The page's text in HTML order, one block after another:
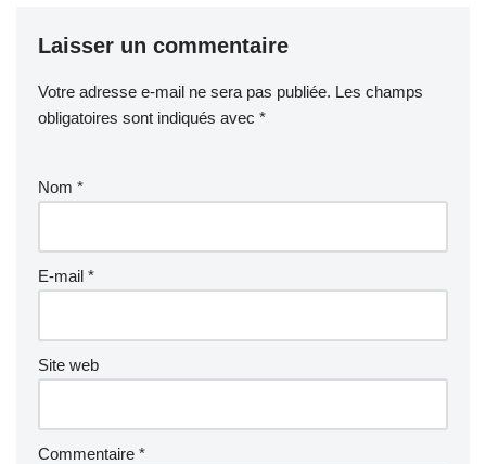
Laisser un commentaire
Votre adresse e-mail ne sera pas publiée. Les champs
obligatoires sont indiqués avec *
Nom *
E-mail *
Site web
Commentaire *